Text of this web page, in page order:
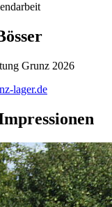
Grunz 2026
lager.de